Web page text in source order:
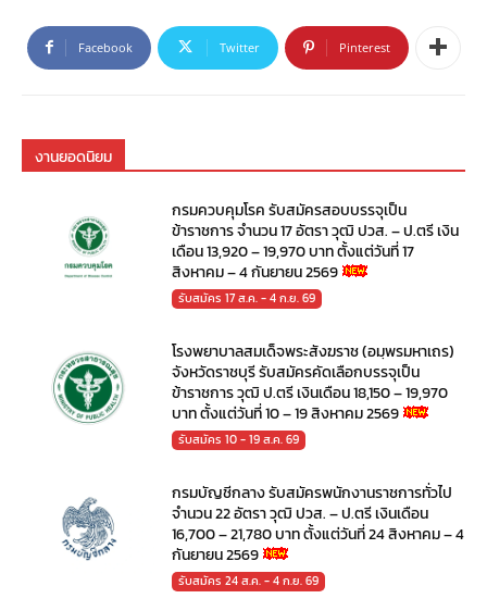
Facebook Twitter Pinterest
งานยอดนิยม
กรมควบคุมโรค รับสมัครสอบบรรจุเป็น
ข้าราชการ จำนวน 17 อัตรา วุฒิ ปวส. – ป.ตรี เงิน
เดือน 13,920 – 19,970 บาท ตั้งแต่วันที่ 17
สิงหาคม – 4 กันยายน 2569
รับสมัคร 17 ส.ค. - 4 ก.ย. 69
โรงพยาบาลสมเด็จพระสังฆราช (อมฺพรมหาเถร)
จังหวัดราชบุรี รับสมัครคัดเลือกบรรจุเป็น
ข้าราชการ วุฒิ ป.ตรี เงินเดือน 18,150 – 19,970
บาท ตั้งแต่วันที่ 10 – 19 สิงหาคม 2569
รับสมัคร 10 - 19 ส.ค. 69
กรมบัญชีกลาง รับสมัครพนักงานราชการทั่วไป
จำนวน 22 อัตรา วุฒิ ปวส. – ป.ตรี เงินเดือน
16,700 – 21,780 บาท ตั้งแต่วันที่ 24 สิงหาคม – 4
กันยายน 2569
รับสมัคร 24 ส.ค. - 4 ก.ย. 69